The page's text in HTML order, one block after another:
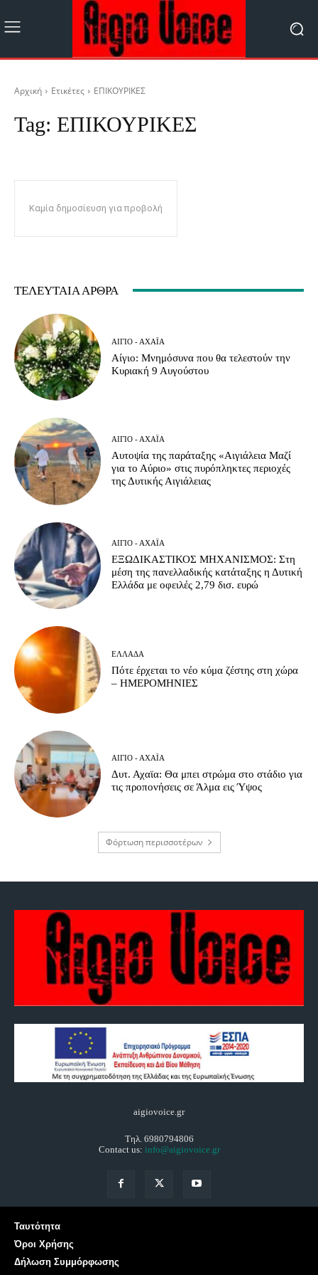
Αρχική Ετικέτες ΕΠΙΚΟΥΡΙΚΕΣ
Tag: ΕΠΙΚΟΥΡΙΚΕΣ
Καμία δημοσίευση για προβολή
ΤΕΛΕΥΤΑΊΑ ΆΡΘΡΑ
ΑΊΓΙΟ - ΑΧΑΪ́Α
Αίγιο: Μνημόσυνα που θα τελεστούν την
Κυριακή 9 Αυγούστου
ΑΊΓΙΟ - ΑΧΑΪ́Α
Αυτοψία της παράταξης «Αιγιάλεια Μαζί
για το Αύριο» στις πυρόπληκτες περιοχές
της Δυτικής Αιγιάλειας
ΑΊΓΙΟ - ΑΧΑΪ́Α
ΕΞΩΔΙΚΑΣΤΙΚΟΣ ΜΗΧΑΝΙΣΜΟΣ: Στη
μέση της πανελλαδικής κατάταξης η Δυτική
Ελλάδα με οφειλές 2,79 δισ. ευρώ
ΕΛΛΆΔΑ
Πότε έρχεται το νέο κύμα ζέστης στη χώρα
– ΗΜΕΡΟΜΗΝΙΕΣ
ΑΊΓΙΟ - ΑΧΑΪ́Α
Δυτ. Αχαϊα: Θα μπει στρώμα στο στάδιο για
τις προπονήσεις σε Άλμα εις Ύψος
Φόρτωση περισσοτέρων
aigiovoice.gr
Τηλ. 6980794806
Contact us: info@aigiovoice.gr
Ταυτότητα
Όροι Χρήσης
Δήλωση Συμμόρφωσης